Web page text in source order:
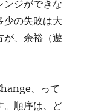
ンジができな
少の失敗は大
が、余裕（遊
、って
。順序は、ど